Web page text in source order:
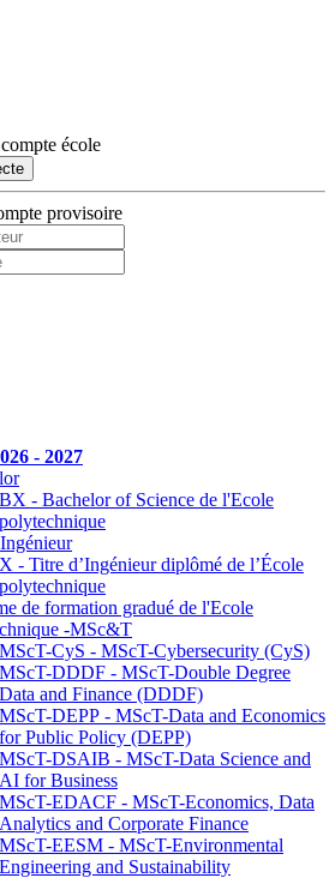
école
provisoire
- 2027
BX - Bachelor of Science de l'Ecole
polytechnique
X - Titre d’Ingénieur diplômé de l’École
polytechnique
de formation gradué de l'Ecole
-MSc&T
MScT-CyS - MScT-Cybersecurity (CyS)
MScT-DDDF - MScT-Double Degree
Data and Finance (DDDF)
MScT-DEPP - MScT-Data and Economics
for Public Policy (DEPP)
MScT-DSAIB - MScT-Data Science and
AI for Business
MScT-EDACF - MScT-Economics, Data
Analytics and Corporate Finance
MScT-EESM - MScT-Environmental
Engineering and Sustainability